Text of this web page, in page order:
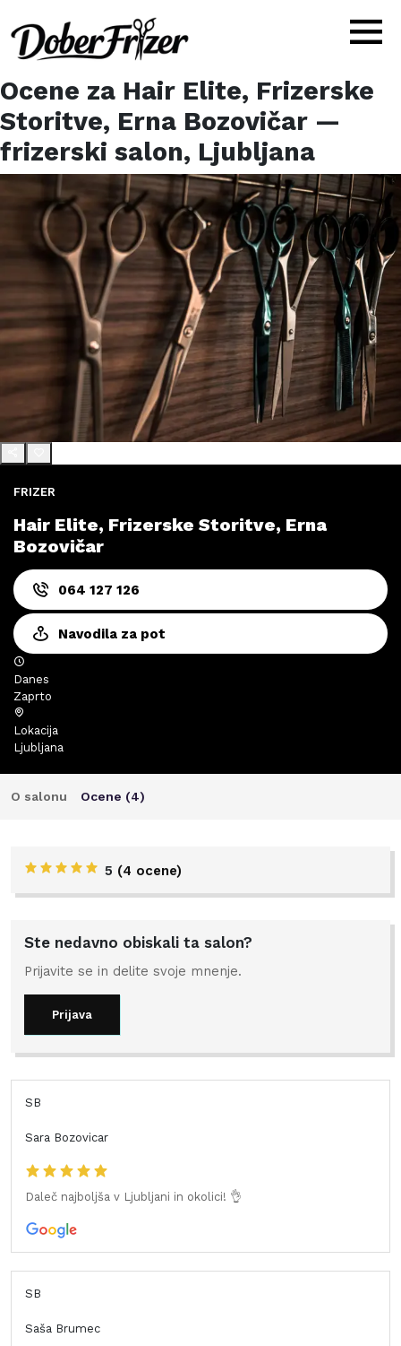
Ocene za Hair Elite, Frizerske
Storitve, Erna Bozovičar —
frizerski salon, Ljubljana
FRIZER
Hair Elite, Frizerske Storitve, Erna
Bozovičar
064 127 126
Navodila za pot
Danes
Zaprto
Lokacija
Ljubljana
O salonu Ocene (4)
5 (4 ocene)
Ste nedavno obiskali ta salon?
Prijavite se in delite svoje mnenje.
Prijava
SB
Sara Bozovicar
Daleč najboljša v Ljubljani in okolici! 👌
SB
Saša Brumec